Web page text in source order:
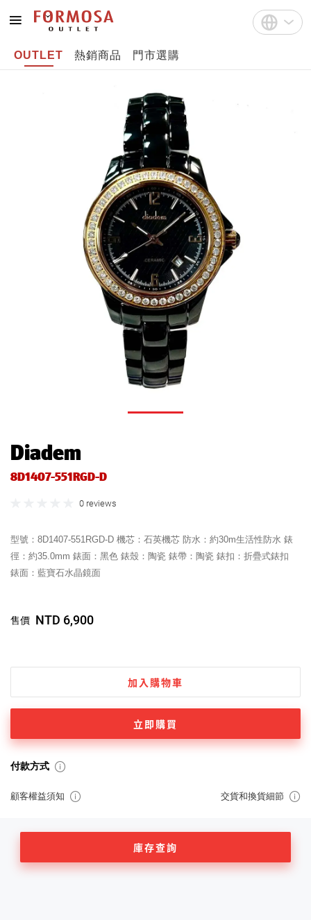
註冊
Tiếng Việt
OUTLET 熱銷商品 門市選購
Diadem
8D1407-551RGD-D
0 reviews
型號：8D1407-551RGD-D 機芯：石英機芯 防水：約30m生活性防水 錶
徑：約35.0mm 錶面：黑色 錶殼：陶瓷 錶帶：陶瓷 錶扣：折疊式錶扣
錶面：藍寶石水晶鏡面
售價 NTD 6,900
付款方式
加入購物車
立即購買
顧客權益須知 交貨和換貨細節
庫存查詢